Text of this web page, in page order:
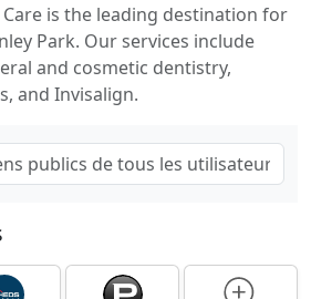
is the leading destination for
Park. Our services include
and cosmetic dentistry,
and Invisalign.